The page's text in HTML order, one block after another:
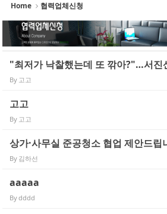
Home 협력업체신청
"최저가 낙찰했는데 또 깎아?"…서진
By 고고
고고
By 고고
상가·사무실 준공청소 협업 제안드립
By 김하선
aaaaa
Bydddd
협력업체신청
고객센터